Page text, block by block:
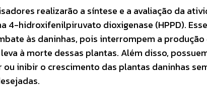
realizarão a síntese e a avaliação da
4-hidroxifenilpiruvato dioxigenase (HPPD).
às daninhas, pois interrompem a
à morte dessas plantas. Além disso,
ou inibir o crescimento das plantas daninhas